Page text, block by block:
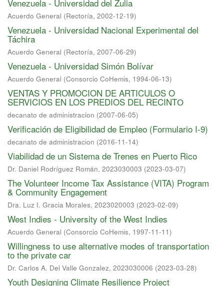
Venezuela - Universidad del Zulia
Acuerdo General (Rectoría, 2002-12-19)
Venezuela - Universidad Nacional Experimental del
Táchira
Acuerdo General (Rectoría, 2007-06-29)
Venezuela - Universidad Simón Bolívar
Acuerdo General (Consorcio CoHemis, 1994-06-13)
VENTAS Y PROMOCION DE ARTICULOS O
SERVICIOS EN LOS PREDIOS DEL RECINTО
decanato de administracion (2007-06-05)
Verificación de Eligibilidad de Empleo (Formulario I-9)
decanato de administracion (2016-11-14)
Viabilidad de un Sistema de Trenes en Puerto Rico
Dr. Daniel Rodríguez Román, 2023030003 (2023-03-07)
The Volunteer Income Tax Assistance (VITA) Program
& Community Engagement
Dra. Luz I. Gracia Morales, 2023020003 (2023-02-09)
West Indies - University of the West Indies
Acuerdo General (Consorcio CoHemis, 1997-11-11)
Willingness to use alternative modes of transportation
to the private car
Dr. Carlos A. Del Valle Gonzalez, 2023030006 (2023-03-28)
Youth Designing Climate Resilience Project